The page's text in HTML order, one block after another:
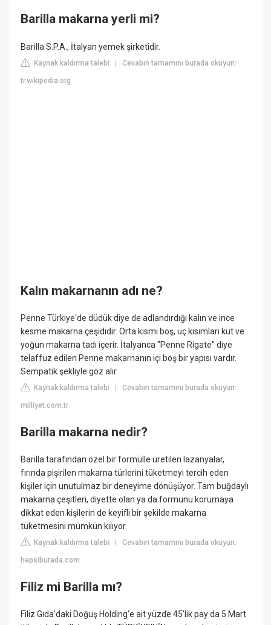
Barilla makarna yerli mi?
Barilla S.P.A., İtalyan yemek şirketidir.
Kaynak kaldırma talebi |Cevabın tamamını burada okuyun:
tr.wikipedia.org
Kalın makarnanın adı ne?
Penne Türkiye'de düdük diye de adlandırdığı kalın ve ince
kesme makarna çeşididir. Orta kısmı boş, uç kısımları küt ve
yoğun makarna tadı içerir. İtalyanca "Penne Rigate" diye
telaffuz edilen Penne makarnanın içi boş bir yapısı vardır.
Sempatik şekliyle göz alır.
Kaynak kaldırma talebi |Cevabın tamamını burada okuyun:
milliyet.com.tr
Barilla makarna nedir?
Barilla tarafından özel bir formülle üretilen lazanyalar,
fırında pişirilen makarna türlerini tüketmeyi tercih eden
kişiler için unutulmaz bir deneyime dönüşüyor. Tam buğdaylı
makarna çeşitleri, diyette olan ya da formunu korumaya
dikkat eden kişilerin de keyifli bir şekilde makarna
tüketmesini mümkün kılıyor.
Kaynak kaldırma talebi |Cevabın tamamını burada okuyun:
hepsiburada.com
Filiz mi Barilla mı?
Filiz Gıda'daki Doğuş Holding'e ait yüzde 45'lik pay da 5 Mart